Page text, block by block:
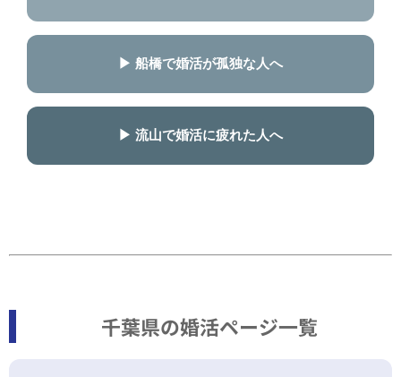
▶ 船橋で婚活が孤独な人へ
▶ 流山で婚活に疲れた人へ
千葉県の婚活ページ一覧